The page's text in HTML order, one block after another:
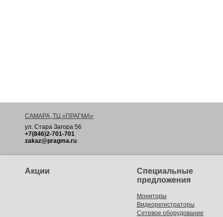
САМАРА, ТЦ «ПРАГМА»
ул. Стара Загора 56
+7(846)2-701-701
zakaz@pragma.ru
Акции
Специальные
предложения
Мониторы
Видеорегистраторы
Сетевое оборудование